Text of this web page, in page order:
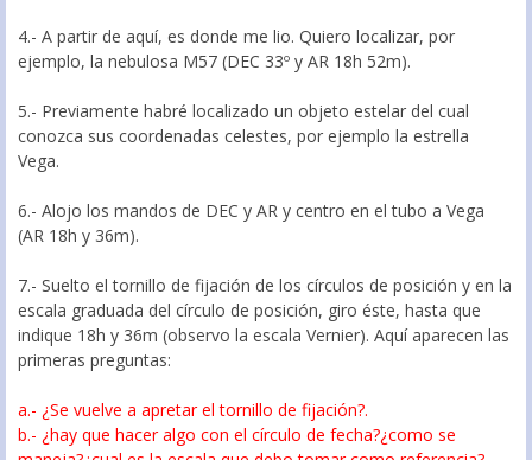
4.- A partir de aquí, es donde me lio. Quiero localizar, por
ejemplo, la nebulosa M57 (DEC 33º y AR 18h 52m).
5.- Previamente habré localizado un objeto estelar del cual
conozca sus coordenadas celestes, por ejemplo la estrella
Vega.
6.- Alojo los mandos de DEC y AR y centro en el tubo a Vega
(AR 18h y 36m).
7.- Suelto el tornillo de fijación de los círculos de posición y en la
escala graduada del círculo de posición, giro éste, hasta que
indique 18h y 36m (observo la escala Vernier). Aquí aparecen las
primeras preguntas:
a.- ¿Se vuelve a apretar el tornillo de fijación?.
b.- ¿hay que hacer algo con el círculo de fecha?¿como se